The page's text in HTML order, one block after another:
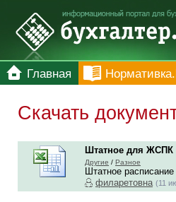
Главная
Скачать
Штатное для ЖСПК
Другие / Разное
Штатное
филаретовна (11